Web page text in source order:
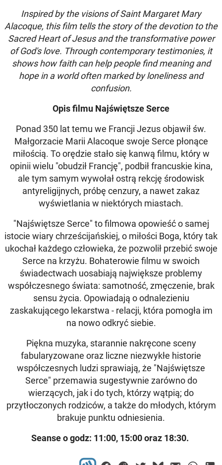
Inspired by the visions of Saint Margaret Mary
Alacoque, this film tells the story of the devotion to the
Sacred Heart of Jesus and the transformative power
of God's love. Through contemporary testimonies, it
shows how faith can help people find meaning and
hope in a world often marked by loneliness and
confusion.
Opis filmu Najświętsze Serce
Ponad 350 lat temu we Francji Jezus objawił św.
Małgorzacie Marii Alacoque swoje Serce płonące
miłością. To orędzie stało się kanwą filmu, który w
opinii wielu "obudził Francję", podbił francuskie kina,
ale tym samym wywołał ostrą rekcję środowisk
antyreligijnych, próbę cenzury, a nawet zakaz
wyświetlania w niektórych miastach.
"Najświętsze Serce" to filmowa opowieść o samej
istocie wiary chrześcijańskiej, o miłości Boga, który tak
ukochał każdego człowieka, że pozwolił przebić swoje
Serce na krzyżu. Bohaterowie filmu w swoich
świadectwach uosabiają największe problemy
współczesnego świata: samotność, zmęczenie, brak
sensu życia. Opowiadają o odnalezieniu
zaskakującego lekarstwa - relacji, która pomogła im
na nowo odkryć siebie.
Piękna muzyka, starannie nakręcone sceny
fabularyzowane oraz liczne niezwykłe historie
współczesnych ludzi sprawiają, że "Najświętsze
Serce" przemawia sugestywnie zarówno do
wierzących, jak i do tych, którzy wątpią; do
przytłoczonych rodziców, a także do młodych, którym
brakuje punktu odniesienia.
Seanse o godz: 11:00, 15:00 oraz 18:30.